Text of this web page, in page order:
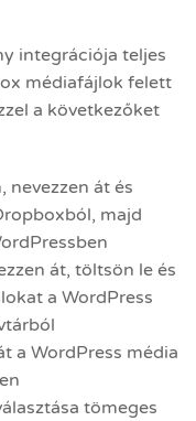
integrációja teljes
médiafájlok felett
a következőket
nevezzen át és
majd
át, töltsön le és
a WordPress
a WordPress média
tömeges